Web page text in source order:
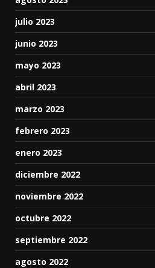
julio 2023
junio 2023
mayo 2023
abril 2023
marzo 2023
febrero 2023
enero 2023
diciembre 2022
noviembre 2022
octubre 2022
septiembre 2022
agosto 2022